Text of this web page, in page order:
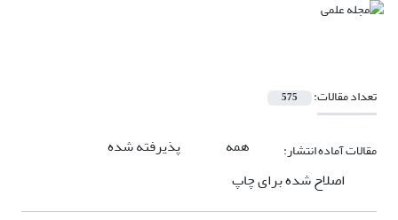
تعداد مقالات: 575
مقالات آماده انتشار: همه
پذیرفته شده
اصلاح شده برای چاپ